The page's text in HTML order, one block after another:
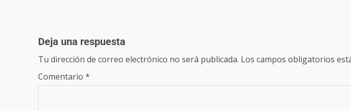
Deja una respuesta
Tu dirección de correo electrónico no será publicada. Los campos obligatorios
Comentario *